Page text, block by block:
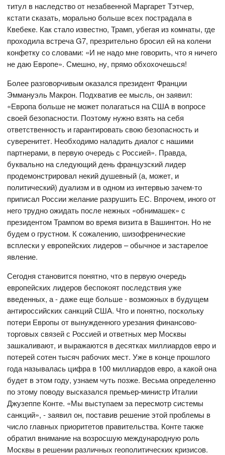
титул в наследство от незабвенной Маргарет Тэтчер,
кстати сказать, морально больше всех пострадала в
Квебеке. Как стало известно, Трамп, убегая из комнаты, где
проходила встреча G7, презрительно бросил ей на колени
конфетку со словами: «И не надо мне говорить, что я ничего
не даю Европе». Смешно, ну, прямо обхохочешься!
Более разговорчивым оказался президент Франции
Эммануэль Макрон. Подхватив ее мысль, он заявил:
«Европа больше не может полагаться на США в вопросе
своей безопасности. Поэтому нужно взять на себя
ответственность и гарантировать свою безопасность и
суверенитет. Необходимо наладить диалог с нашими
партнерами, в первую очередь с Россией». Правда,
буквально на следующий день французский лидер
продемонстрировал некий душевный (а, может, и
политический) дуализм и в одном из интервью зачем-то
приписал России желание разрушить ЕС. Впрочем, иного от
него трудно ожидать после нежных «обнимашек» с
президентом Трампом во время визита в Вашингтон. Но не
будем о грустном. К сожалению, шизофренические
всплески у европейских лидеров – обычное и застарелое
явление.
Сегодня становится понятно, что в первую очередь
европейских лидеров беспокоят последствия уже
введенных, а - даже еще больше - возможных в будущем
антироссийских санкций США. Что и понятно, поскольку
потери Европы от вынужденного урезания финансово-
торговых связей с Россией и ответных мер Москвы
зашкаливают, и выражаются в десятках миллиардов евро и
потерей сотен тысяч рабочих мест. Уже в конце прошлого
года называлась цифра в 100 миллиардов евро, а какой она
будет в этом году, узнаем чуть позже. Весьма определенно
по этому поводу высказался премьер-министр Италии
Джузеппе Конте. «Мы выступаем за пересмотр системы
санкций», - заявил он, поставив решение этой проблемы в
число главных приоритетов правительства. Конте также
обратил внимание на возросшую международную роль
Москвы в решении различных геополитических кризисов.